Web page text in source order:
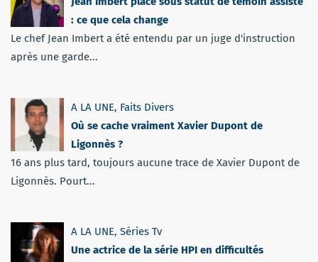
: ce que cela change
Le chef Jean Imbert a été entendu par un juge d'instruction
après une garde...
A LA UNE, Faits Divers
Où se cache vraiment Xavier Dupont de
Ligonnès ?
16 ans plus tard, toujours aucune trace de Xavier Dupont de
Ligonnès. Pourt...
A LA UNE, Séries Tv
Une actrice de la série HPI en difficultés